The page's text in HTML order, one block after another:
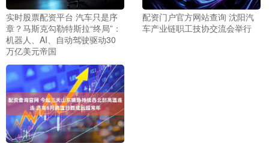
实时股票配资平台 汽车只是序
章？马斯克勾勒特斯拉“终局”：
机器人、AI、自动驾驶驱动30
万亿美元帝国
配资门户官方网站查询 沈阳汽
车产业链职工技协交流会举行